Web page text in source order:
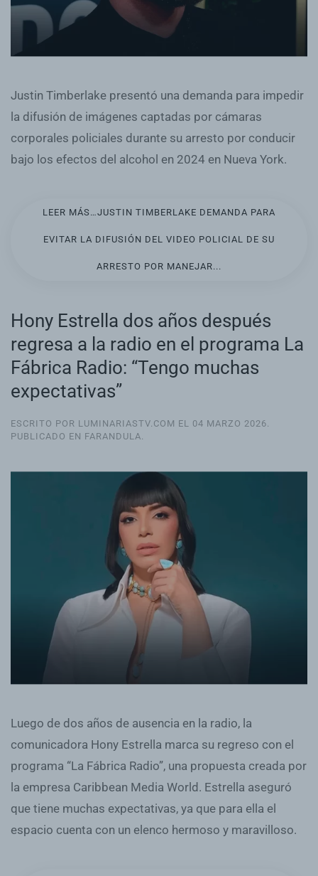
Justin Timberlake presentó una demanda para impedir
la difusión de imágenes captadas por cámaras
corporales policiales durante su arresto por conducir
bajo los efectos del alcohol en 2024 en Nueva York.
LEER MÁS…JUSTIN TIMBERLAKE DEMANDA PARA
EVITAR LA DIFUSIÓN DEL VIDEO POLICIAL DE SU
ARRESTO POR MANEJAR...
Hony Estrella dos años después
regresa a la radio en el programa La
Fábrica Radio: “Tengo muchas
expectativas”
ESCRITO POR LUMINARIASTV.COM EL 04 MARZO 2026.
PUBLICADO EN FARANDULA.
Luego de dos años de ausencia en la radio, la
comunicadora Hony Estrella marca su regreso con el
programa “La Fábrica Radio”, una propuesta creada por
la empresa Caribbean Media World. Estrella aseguró
que tiene muchas expectativas, ya que para ella el
espacio cuenta con un elenco hermoso y maravilloso.